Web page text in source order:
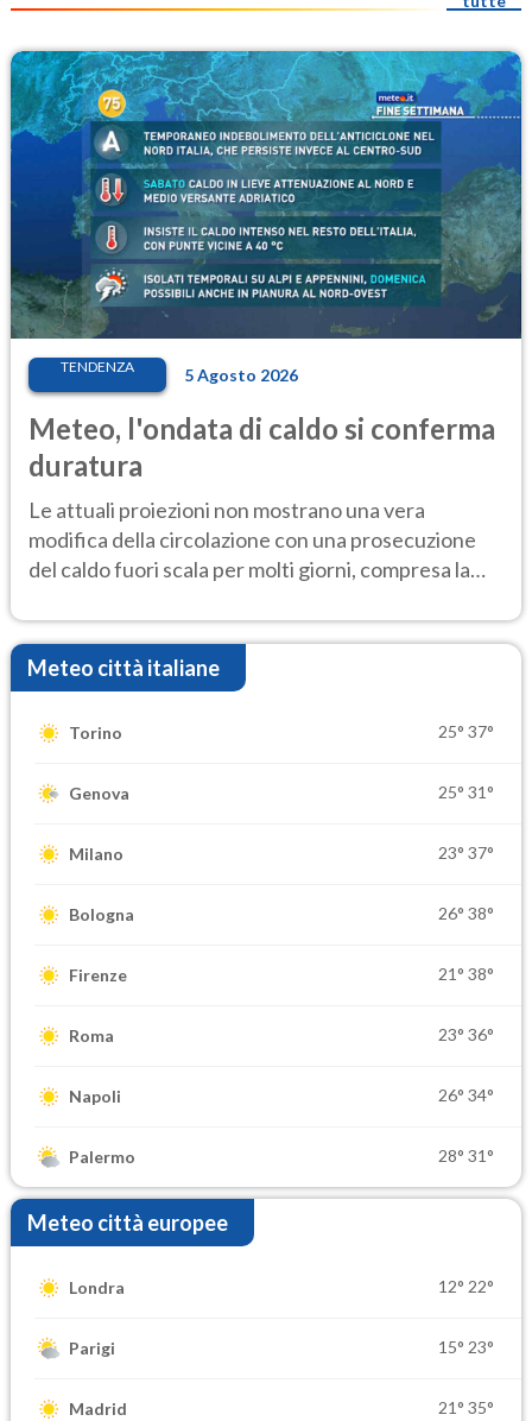
TENDENZA 5 Agosto 2026
Meteo, l'ondata di caldo si conferma
duratura
Le attuali proiezioni non mostrano una vera
modifica della circolazione con una prosecuzione
del caldo fuori scala per molti giorni, compresa la
Meteo città italiane
Torino 25° 37°
Genova 25° 31°
Milano 23° 37°
Bologna 26° 38°
Firenze 21° 38°
Roma 23° 36°
Napoli 26° 34°
Palermo 28° 31°
Meteo città europee
Londra 12° 22°
Parigi 15° 23°
Madrid 21° 35°